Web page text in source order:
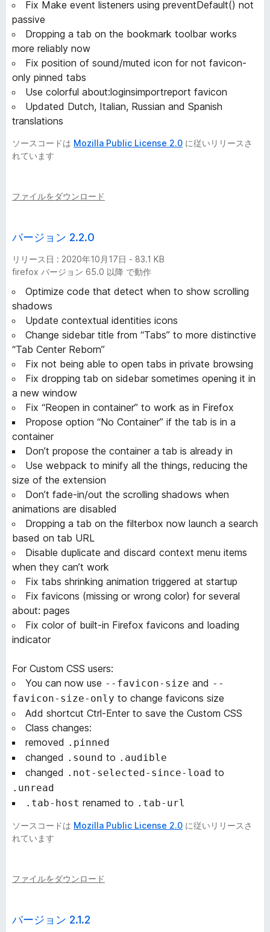
Fix Make event listeners using preventDefault() not
passive
Dropping a tab on the bookmark toolbar works
more reliably now
Fix position of sound/muted icon for not favicon-
only pinned tabs
Use colorful about:loginsimportreport favicon
Updated Dutch, Italian, Russian and Spanish
translations
ソースコードは Mozilla Public License 2.0 に従いリリースさ
れています
ファイルをダウンロード
バージョン 2.2.0
リリース日 : 2020年10月17日 - 83.1 KB
firefox バージョン 65.0 以降 で動作
Optimize code that detect when to show scrolling
shadows
Update contextual identities icons
Change sidebar title from “Tabs” to more distinctive
“Tab Center Reborn”
Fix not being able to open tabs in private browsing
Fix dropping tab on sidebar sometimes opening it in
a new window
Fix “Reopen in container” to work as in Firefox
Propose option “No Container” if the tab is in a
container
Don’t propose the container a tab is already in
Use webpack to minify all the things, reducing the
size of the extension
Don’t fade-in/out the scrolling shadows when
animations are disabled
Dropping a tab on the filterbox now launch a search
based on tab URL
Disable duplicate and discard context menu items
when they can’t work
Fix tabs shrinking animation triggered at startup
Fix favicons (missing or wrong color) for several
about: pages
Fix color of built-in Firefox favicons and loading
indicator
For Custom CSS users:
You can now use --favicon-size and --
favicon-size-only to change favicons size
Add shortcut Ctrl-Enter to save the Custom CSS
Class changes:
removed .pinned
changed .sound to .audible
changed .not-selected-since-load to
.unread
.tab-host renamed to .tab-url
ソースコードは Mozilla Public License 2.0 に従いリリースさ
れています
ファイルをダウンロード
バージョン 2.1.2